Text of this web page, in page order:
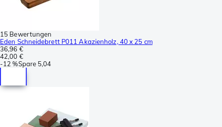
15 Bewertungen
Eden Schneidebrett P011 Akazienholz, 40 x 25 cm
36,96 €
42,00 €
-12 %Spare 5,04